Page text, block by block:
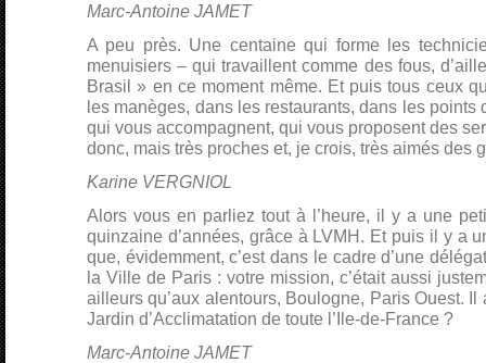
Marc-Antoine JAMET
A peu près. Une centaine qui forme les
menuisiers – qui travaillent comme des fous,
Brasil » en ce moment même. Et puis tous ceux
les manèges, dans les restaurants, dans les points
qui vous accompagnent, qui vous proposent des
donc, mais très proches et, je crois, très aimés des
Karine VERGNIOL
Alors vous en parliez tout à l’heure, il y a une
quinzaine d’années, grâce à LVMH. Et puis il y a
que, évidemment, c’est dans le cadre d’une
la Ville de Paris : votre mission, c’était aussi
ailleurs qu’aux alentours, Boulogne, Paris Ouest.
Jardin d’Acclimatation de toute l’Ile-de-France ?
Marc-Antoine JAMET